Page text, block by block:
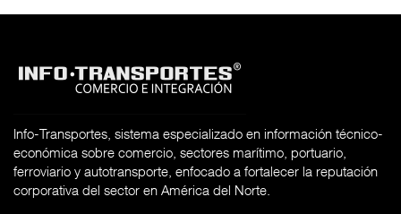
Info-Transportes, sistema especializado en información técnico-
económica sobre comercio, sectores marítimo, portuario,
ferroviario y autotransporte, enfocado a fortalecer la reputación
corporativa del sector en América del Norte.